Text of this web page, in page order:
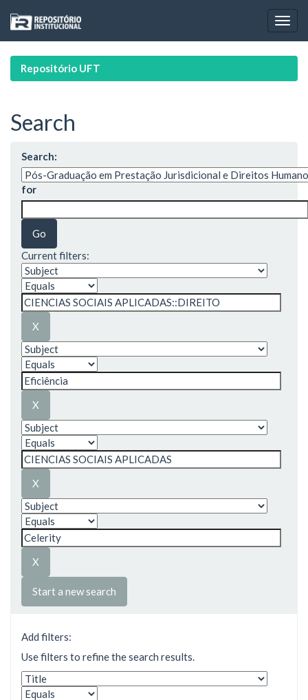
navigation
Repositório UFT
Search
Search:
for
Current filters:
Start a new search
Add filters:
Use filters to refine the search results.